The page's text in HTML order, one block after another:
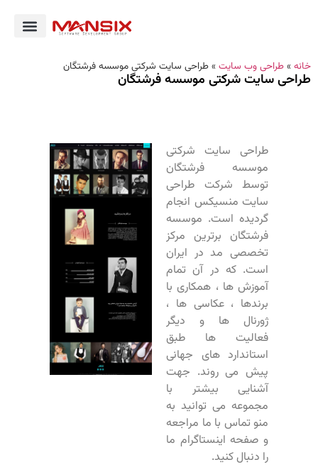
خانه »طراحی وب سایت »طراحی سایت شرکتی موسسه فرشتگان
طراحی سایت شرکتی موسسه فرشتگان
طراحی سایت شرکتی
موسسه فرشتگان
توسط شرکت طراحی
سایت منسیکس انجام
گردیده است. موسسه
فرشتگان برترین مرکز
تخصصی مد در ایران
است. که در آن تمام
آموزش ها ، همکاری با
برندها ، عکاسی ها ،
ژورنال ها و دیگر
فعالیت ها طبق
استاندارد های جهانی
پیش می روند. جهت
آشنایی بیشتر با
مجموعه می توانید به
منو تماس با ما مراجعه
و صفحه اینستاگرام ما
را دنبال کنید.